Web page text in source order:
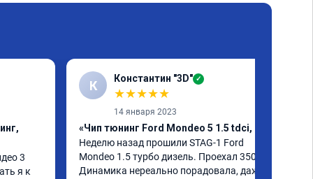
3
я к
К Константин "3D" ✓
★★★★★
14 января 2023
«Чип тюнинг Ford Mondeo 5 1.5 tdci, егр»
Неделю назад прошили STAG-1 Ford
Mondeo 1.5 турбо дизель. Проехал 350км.
Динамика нереально порадовала, даже